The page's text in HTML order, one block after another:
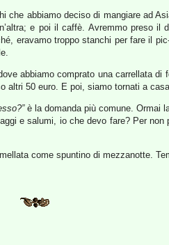
che abbiamo deciso di mangiare ad
e poi il caffè. Avremmo preso
eravamo troppo stanchi per fare il
abbiamo comprato una carrellata
altri 50 euro. E poi, siamo tornati a
è la domanda più comune. Ormai
e salumi, io che devo fare? Per
come spuntino di mezzanotte.